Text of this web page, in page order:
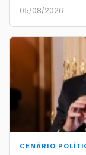
05/08/2026
CENÁRIO